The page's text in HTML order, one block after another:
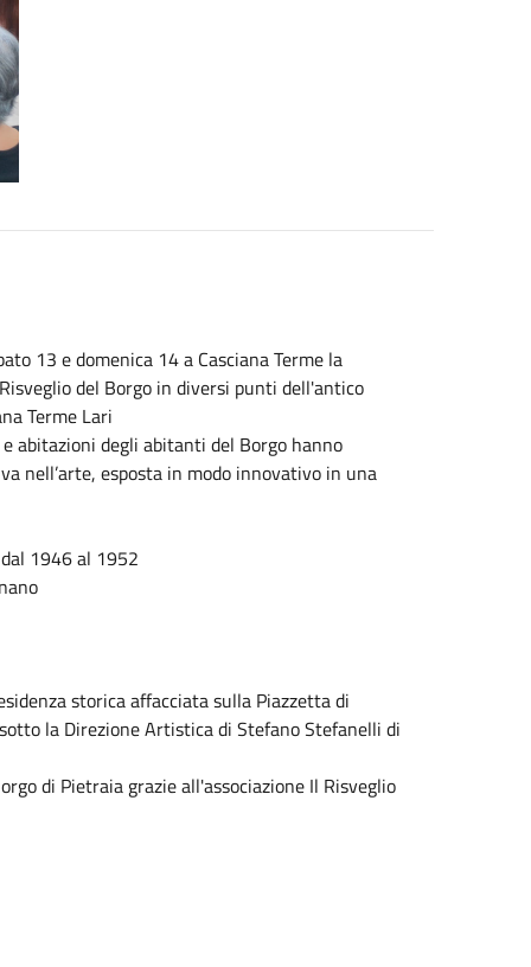
13 e domenica 14 a Casciana Terme la
del Borgo in diversi punti dell'antico
Terme Lari
abitazioni degli abitanti del Borgo hanno
nell’arte, esposta in modo innovativo in una
1946 al 1952
storica affacciata sulla Piazzetta di
la Direzione Artistica di Stefano Stefanelli di
di Pietraia grazie all'associazione Il Risveglio